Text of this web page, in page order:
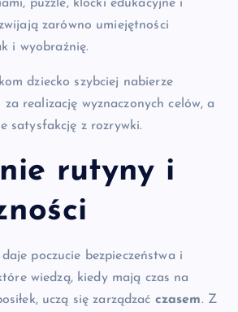
puzzle, klocki edukacyjne i
zarówno umiejętności
i wyobraźnię.
dziecko szybciej nabierze
za realizację wyznaczonych celów, a
satysfakcję z rozrywki.
rutyny i
poczucie bezpieczeństwa i
wiedzą, kiedy mają czas na
uczą się zarządzać czasem. Z